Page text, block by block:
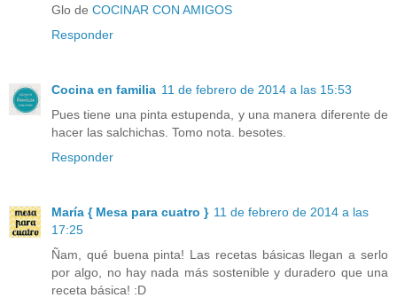
Glo de COCINAR CON AMIGOS
Responder
Cocina en familia 11 de febrero de 2014 a las 15:53
Pues tiene una pinta estupenda, y una manera diferente de
hacer las salchichas. Tomo nota. besotes.
Responder
María { Mesa para cuatro } 11 de febrero de 2014 a las
17:25
Ñam, qué buena pinta! Las recetas básicas llegan a serlo
por algo, no hay nada más sostenible y duradero que una
receta básica! :D